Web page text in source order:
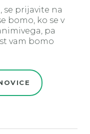
se prijavite na
bomo, ko se v
pa
vam bomo